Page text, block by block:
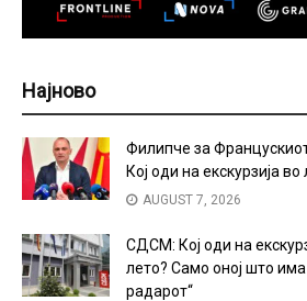
Најново
Филипче за
Кој оди на екскурзија
AUGUST 7, 2026
СДСМ: Кој оди на
лето? Само оној што
радарот“